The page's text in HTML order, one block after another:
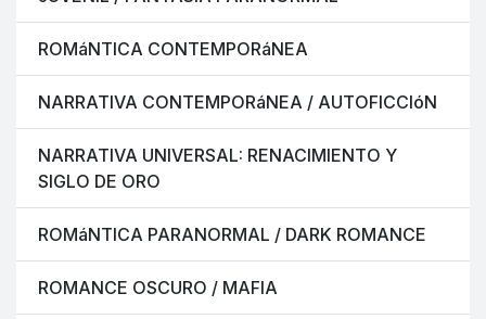
ROMáNTICA CONTEMPORáNEA
NARRATIVA CONTEMPORáNEA / AUTOFICCIóN
NARRATIVA UNIVERSAL: RENACIMIENTO Y
SIGLO DE ORO
ROMáNTICA PARANORMAL / DARK ROMANCE
ROMANCE OSCURO / MAFIA